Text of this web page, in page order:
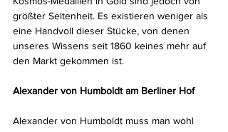
größter Seltenheit. Es existieren weniger als
eine Handvoll dieser Stücke, von denen
unseres Wissens seit 1860 keines mehr auf
den Markt gekommen ist.
Alexander von Humboldt am Berliner Hof
Alexander von Humboldt muss man wohl